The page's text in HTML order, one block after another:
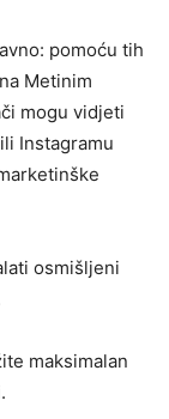
pomoću tih
Metinim
mogu vidjeti
Instagramu
osmišljeni
maksimalan